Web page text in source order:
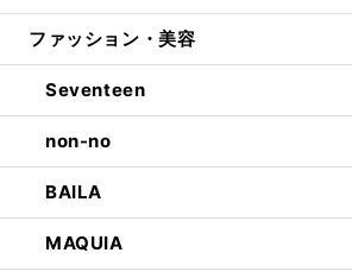
ファッション・美容
Seventeen
non-no
BAILA
MAQUIA